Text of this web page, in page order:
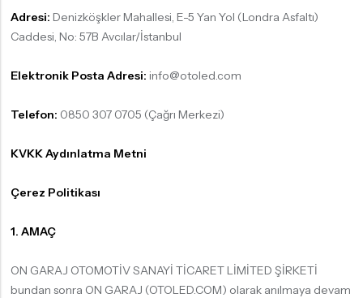
Adresi: Denizköşkler Mahallesi, E-5 Yan Yol (Londra Asfaltı)
Caddesi, No: 57B Avcılar/İstanbul
Elektronik Posta Adresi: info@otoled.com
Telefon: 0850 307 0705 (Çağrı Merkezi)
KVKK Aydınlatma Metni
Çerez Politikası
1. AMAÇ
ON GARAJ OTOMOTİV SANAYİ TİCARET LİMİTED ŞİRKETİ
bundan sonra ON GARAJ (OTOLED.COM) olarak anılmaya devam